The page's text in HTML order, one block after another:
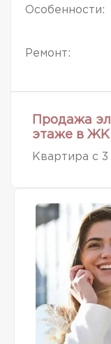
Особенности:
Ремонт:
Продажа
этаже в ЖК
Квартира с